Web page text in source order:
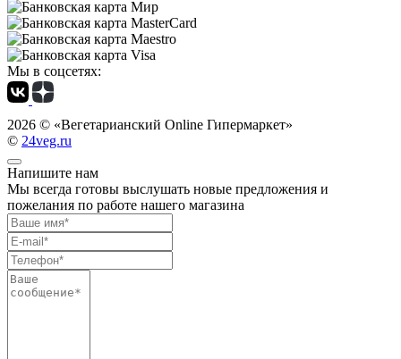
Мы в соцсетях:
2026 © «Вегетарианский Online Гипермаркет»
© 24veg.ru
Напишите нам
Мы всегда готовы выслушать новые предложения и
пожелания по работе нашего магазина